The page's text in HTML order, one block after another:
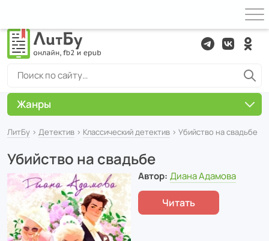
ЛитБу › Детектив › Классический детектив › Убийство на свадьбе
Убийство на свадьбе
Автор: Диана Адамова
Читать
Жанры